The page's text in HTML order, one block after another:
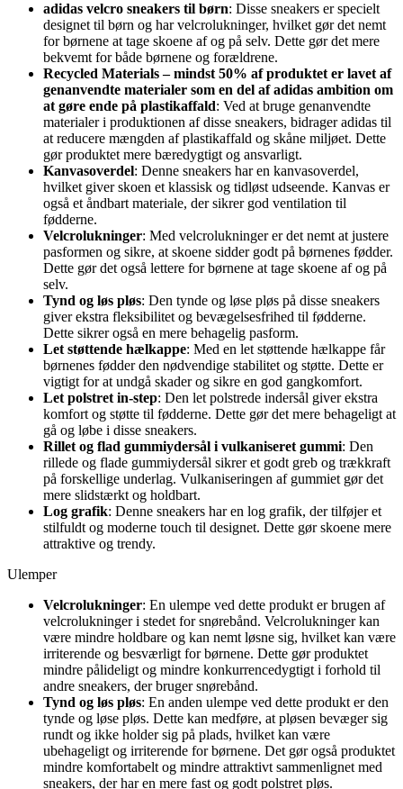
adidas velcro sneakers til børn: Disse sneakers er specielt
designet til børn og har velcrolukninger, hvilket gør det nemt
for børnene at tage skoene af og på selv. Dette gør det mere
bekvemt for både børnene og forældrene.
Recycled Materials – mindst 50% af produktet er lavet af
genanvendte materialer som en del af adidas ambition om
at gøre ende på plastikaffald: Ved at bruge genanvendte
materialer i produktionen af disse sneakers, bidrager adidas til
at reducere mængden af plastikaffald og skåne miljøet. Dette
gør produktet mere bæredygtigt og ansvarligt.
Kanvasoverdel: Denne sneakers har en kanvasoverdel,
hvilket giver skoen et klassisk og tidløst udseende. Kanvas er
også et åndbart materiale, der sikrer god ventilation til
fødderne.
Velcrolukninger: Med velcrolukninger er det nemt at justere
pasformen og sikre, at skoene sidder godt på børnenes fødder.
Dette gør det også lettere for børnene at tage skoene af og på
selv.
Tynd og løs pløs: Den tynde og løse pløs på disse sneakers
giver ekstra fleksibilitet og bevægelsesfrihed til fødderne.
Dette sikrer også en mere behagelig pasform.
Let støttende hælkappe: Med en let støttende hælkappe får
børnenes fødder den nødvendige stabilitet og støtte. Dette er
vigtigt for at undgå skader og sikre en god gangkomfort.
Let polstret in-step: Den let polstrede indersål giver ekstra
komfort og støtte til fødderne. Dette gør det mere behageligt at
gå og løbe i disse sneakers.
Rillet og flad gummiydersål i vulkaniseret gummi: Den
rillede og flade gummiydersål sikrer et godt greb og trækkraft
på forskellige underlag. Vulkaniseringen af gummiet gør det
mere slidstærkt og holdbart.
Log grafik: Denne sneakers har en log grafik, der tilføjer et
stilfuldt og moderne touch til designet. Dette gør skoene mere
attraktive og trendy.
Ulemper
Velcrolukninger: En ulempe ved dette produkt er brugen af
velcrolukninger i stedet for snørebånd. Velcrolukninger kan
være mindre holdbare og kan nemt løsne sig, hvilket kan være
irriterende og besværligt for børnene. Dette gør produktet
mindre pålideligt og mindre konkurrencedygtigt i forhold til
andre sneakers, der bruger snørebånd.
Tynd og løs pløs: En anden ulempe ved dette produkt er den
tynde og løse pløs. Dette kan medføre, at pløsen bevæger sig
rundt og ikke holder sig på plads, hvilket kan være
ubehageligt og irriterende for børnene. Det gør også produktet
mindre komfortabelt og mindre attraktivt sammenlignet med
sneakers, der har en mere fast og godt polstret pløs.